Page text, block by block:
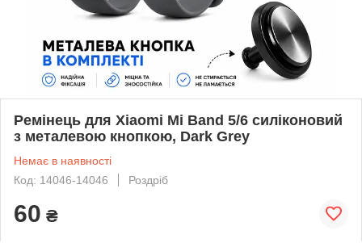
Ремінець для Xiaomi Mi Band 5/6 силіконовий
з металевою кнопкою, Dark Grey
Немає в наявності
Код: 14046-14046
Роздріб
60 ₴